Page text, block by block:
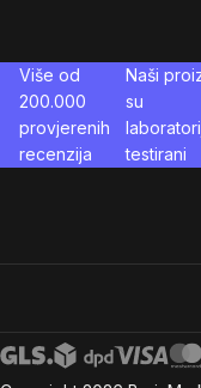
Više od
200.000
provjerenih
recenzija
Naši
su
testirani